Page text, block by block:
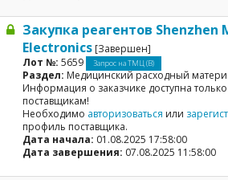
Закупка реагентов Shenzhen
Electronics [Завершен]
Лот №: 5659 Запрос на ТМЦ (В)
Раздел: Медицинский расходный
Информация о заказчике доступна
поставщикам!
Необходимо авторизоваться или
профиль поставщика.
Дата начала: 01.08.2025 17:58:00
Дата завершения: 07.08.2025 11:58:00